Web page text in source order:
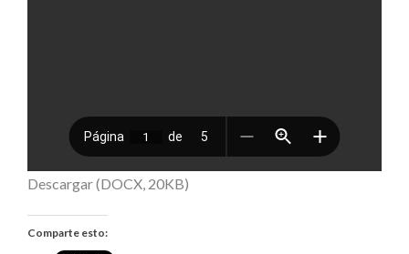
Descargar (DOCX, 20KB)
Comparte esto: